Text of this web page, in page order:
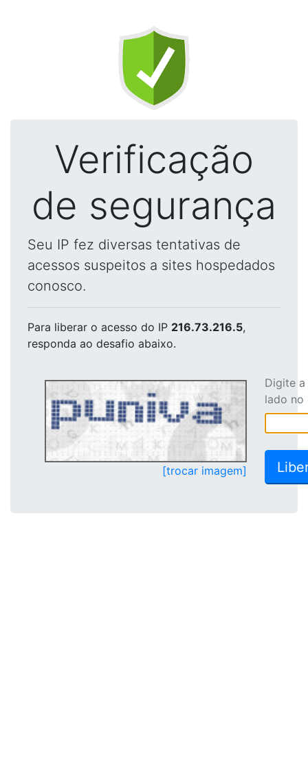
Verificação
de segurança
Seu IP fez diversas tentativas de
acessos suspeitos a sites hospedados
conosco.
Para liberar o acesso do IP 216.73.216.5,
responda ao desafio abaixo.
[trocar imagem]
Digite
lado no